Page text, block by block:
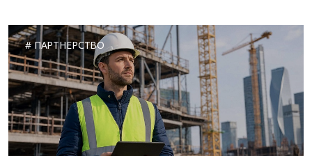
ПАРТНЕРСТВО